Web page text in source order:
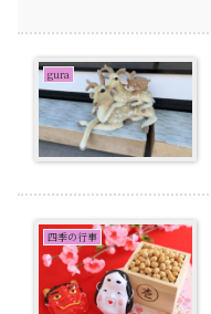
gura
四季の行事